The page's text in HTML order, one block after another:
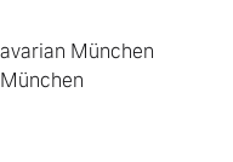
München